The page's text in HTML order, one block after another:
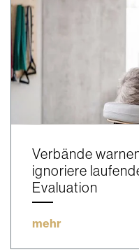
Verbände
ignoriere
Evaluation
mehr